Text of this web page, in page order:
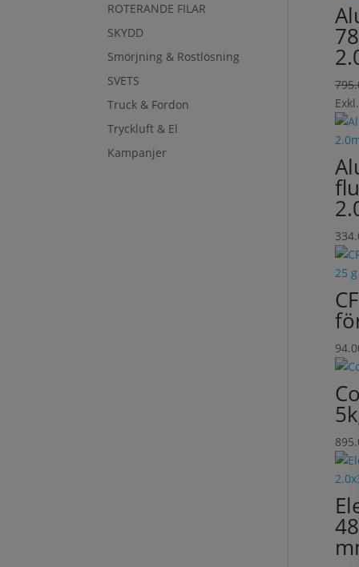
ROTERANDE FILAR
SKYDD
Smörjning & Rostlösning
SVETS
Truck & Fordon
Tryckluft & El
Kampanjer